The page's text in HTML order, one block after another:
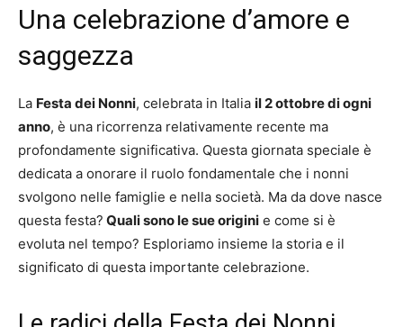
Una celebrazione d’amore e
saggezza
La Festa dei Nonni, celebrata in Italia il 2 ottobre di ogni
anno, è una ricorrenza relativamente recente ma
profondamente significativa. Questa giornata speciale è
dedicata a onorare il ruolo fondamentale che i nonni
svolgono nelle famiglie e nella società. Ma da dove nasce
questa festa? Quali sono le sue origini e come si è
evoluta nel tempo? Esploriamo insieme la storia e il
significato di questa importante celebrazione.